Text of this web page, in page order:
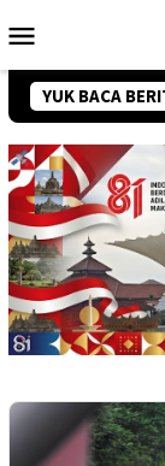
ke
Mobile
YUK BACA
hingga Senam